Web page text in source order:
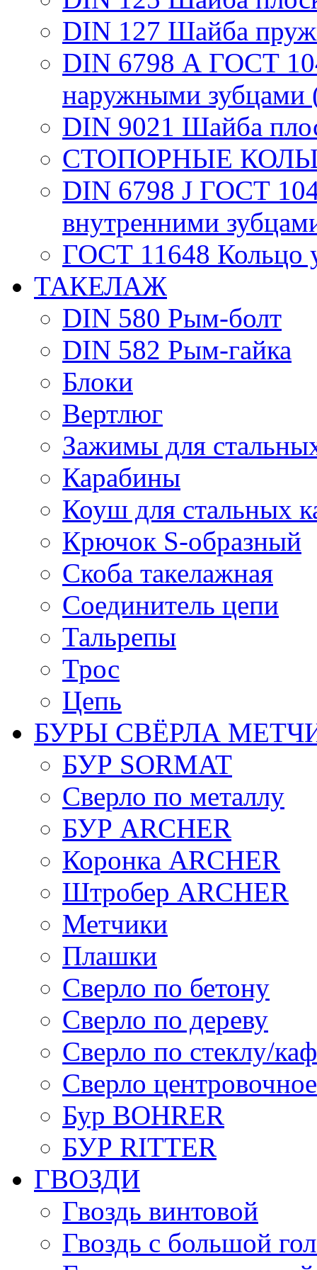
DIN 127 Шайба
DIN 6798 А ГОСТ
наружными зубцами
DIN 9021 Шайба
СТОПОРНЫЕ
DIN 6798 J ГОСТ
внутренними
ГОСТ 11648 Кольцо
ТАКЕЛАЖ
DIN 580 Рым-болт
DIN 582 Рым-гайка
Блоки
Вертлюг
Зажимы для
Карабины
Коуш для стальных
Крючок S-образный
Скоба такелажная
Соединитель цепи
Тальрепы
Трос
Цепь
БУРЫ СВЁРЛА
БУР SORMAT
Сверло по металлу
БУР ARCHER
Коронка ARCHER
Штробер ARCHER
Метчики
Плашки
Сверло по бетону
Сверло по дереву
Сверло по стеклу/
Сверло центровочное
Бур BOHRER
БУР RITTER
ГВОЗДИ
Гвоздь винтовой
Гвоздь с большой